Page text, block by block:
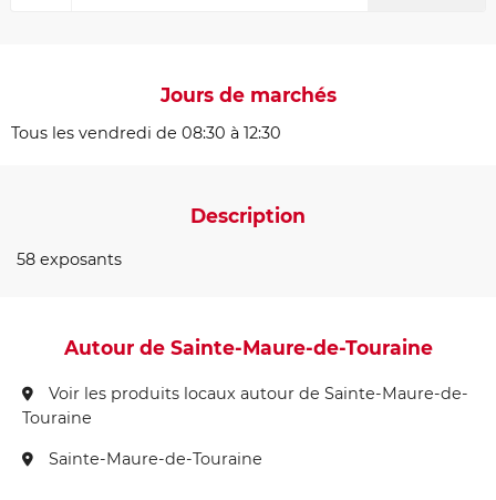
Jours de marchés
Tous les vendredi de 08:30 à 12:30
Description
58 exposants
Autour de Sainte-Maure-de-Touraine
Voir les produits locaux autour de Sainte-Maure-de-
Touraine
Sainte-Maure-de-Touraine